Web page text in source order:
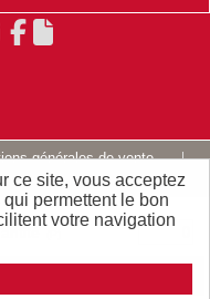
ce site, vous acceptez
permettent le bon
votre navigation
générales de vente
Plan du site